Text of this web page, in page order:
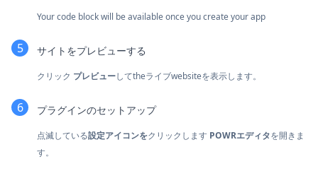
Your code block will be available once you create your app
サイトをプレビューする
クリック プレビューしてtheライブwebsiteを表示します。
プラグインのセットアップ
点滅している設定アイコンをクリックします POWRエディタを開きま
す。